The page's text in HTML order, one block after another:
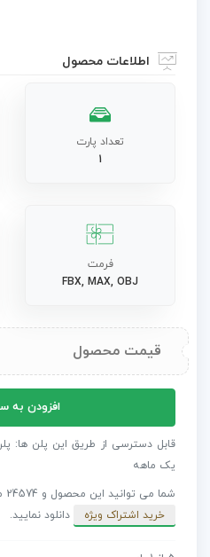
اطلاعات محصول
تعداد پارت
1
فرمت
FBX, MAX, OBJ
قیمت محصول
بعدی
کلاه
Apocalyptic
Helmet
افزودن به
قابل دسترسی از طریق این پلن ها:
یک ماهه
شما می توانید این محصول و 24574 محصول دیگر را با کمترین قیمت و
خرید اشتراک ویژه
دانلود نمایید.